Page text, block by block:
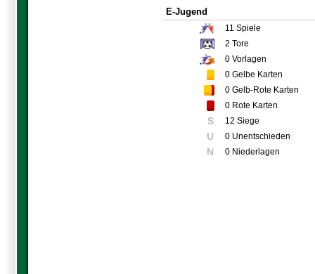
E-Jugend
11 Spiele
2 Tore
0 Vorlagen
0 Gelbe Karten
0 Gelb-Rote Karten
0 Rote Karten
S 12 Siege
U 0 Unentschieden
N 0 Niederlagen